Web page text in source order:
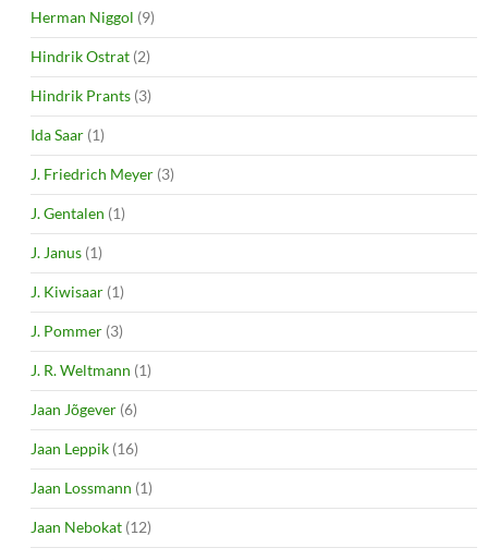
Herman Niggol (9)
Hindrik Ostrat (2)
Hindrik Prants (3)
Ida Saar (1)
J. Friedrich Meyer (3)
J. Gentalen (1)
J. Janus (1)
J. Kiwisaar (1)
J. Pommer (3)
J. R. Weltmann (1)
Jaan Jõgever (6)
Jaan Leppik (16)
Jaan Lossmann (1)
Jaan Nebokat (12)